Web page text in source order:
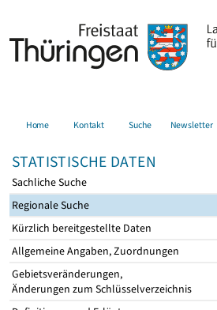
Home Kontakt Suche Newsletter
STATISTISCHE DATEN
Sachliche Suche
Regionale Suche
Kürzlich bereitgestellte Daten
Allgemeine Angaben, Zuordnungen
Gebietsveränderungen,
Änderungen zum Schlüsselverzeichnis